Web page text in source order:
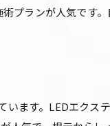
感
プランが人気です
ます。LEDエクス